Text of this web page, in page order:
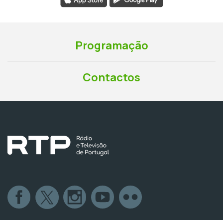
Programação
Contactos